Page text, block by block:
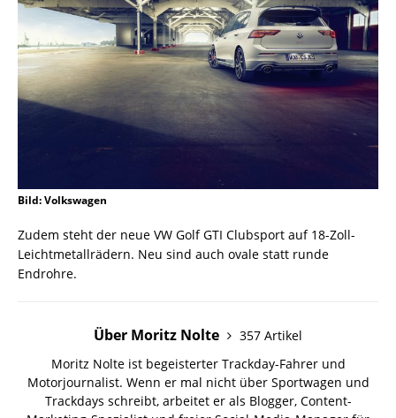
Bild: Volkswagen
Zudem steht der neue VW Golf GTI Clubsport auf 18-Zoll-
Leichtmetallrädern. Neu sind auch ovale statt runde
Endrohre.
Über Moritz Nolte
357 Artikel
Moritz Nolte ist begeisterter Trackday-Fahrer und
Motorjournalist. Wenn er mal nicht über Sportwagen und
Trackdays schreibt, arbeitet er als Blogger, Content-